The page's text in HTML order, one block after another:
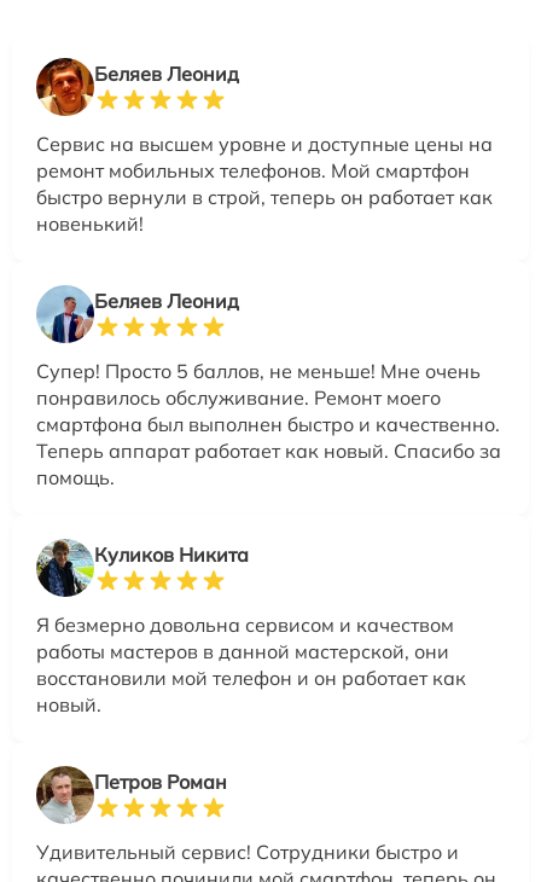
Беляев Леонид
Сервис на высшем уровне и доступные цены на
ремонт мобильных телефонов. Мой смартфон
быстро вернули в строй, теперь он работает как
новенький!
Беляев Леонид
Супер! Просто 5 баллов, не меньше! Мне очень
понравилось обслуживание. Ремонт моего
смартфона был выполнен быстро и качественно.
Теперь аппарат работает как новый. Спасибо за
помощь.
Куликов Никита
Я безмерно довольна сервисом и качеством
работы мастеров в данной мастерской, они
восстановили мой телефон и он работает как
новый.
Петров Роман
Удивительный сервис! Сотрудники быстро и